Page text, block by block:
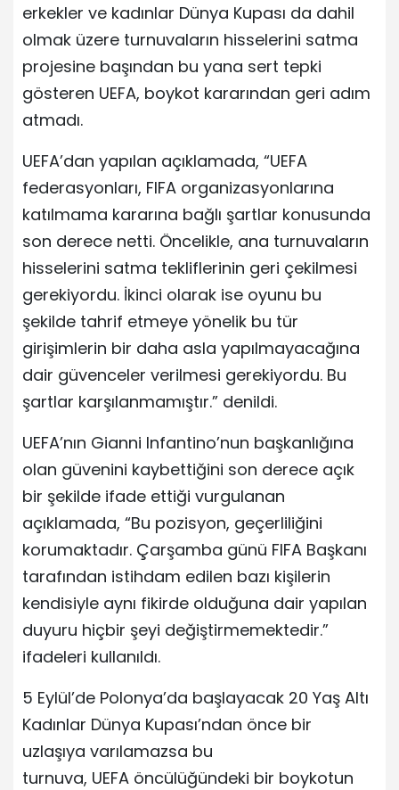
erkekler ve kadınlar Dünya Kupası da dahil
olmak üzere turnuvaların hisselerini satma
projesine başından bu yana sert tepki
gösteren UEFA, boykot kararından geri adım
atmadı.
UEFA’dan yapılan açıklamada, “UEFA
federasyonları, FIFA organizasyonlarına
katılmama kararına bağlı şartlar konusunda
son derece netti. Öncelikle, ana turnuvaların
hisselerini satma tekliflerinin geri çekilmesi
gerekiyordu. İkinci olarak ise oyunu bu
şekilde tahrif etmeye yönelik bu tür
girişimlerin bir daha asla yapılmayacağına
dair güvenceler verilmesi gerekiyordu. Bu
şartlar karşılanmamıştır.” denildi.
UEFA’nın Gianni Infantino’nun başkanlığına
olan güvenini kaybettiğini son derece açık
bir şekilde ifade ettiği vurgulanan
açıklamada, “Bu pozisyon, geçerliliğini
korumaktadır. Çarşamba günü FIFA Başkanı
tarafından istihdam edilen bazı kişilerin
kendisiyle aynı fikirde olduğuna dair yapılan
duyuru hiçbir şeyi değiştirmemektedir.”
ifadeleri kullanıldı.
5 Eylül’de Polonya’da başlayacak 20 Yaş Altı
Kadınlar Dünya Kupası’ndan önce bir
uzlaşıya varılamazsa bu
turnuva, UEFA öncülüğündeki bir boykotun